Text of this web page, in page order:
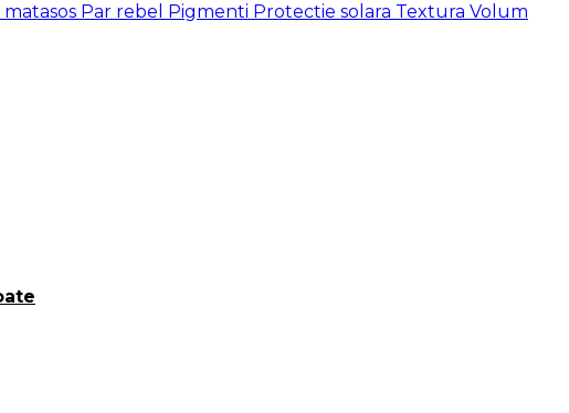
matasos Par rebel Pigmenti Protectie solara Textura Volum